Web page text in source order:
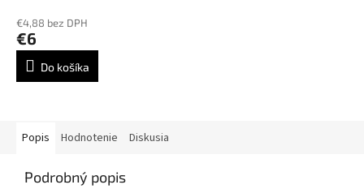
€4,88 bez DPH
€6
Do košíka
Popis Hodnotenie Diskusia
Podrobný popis